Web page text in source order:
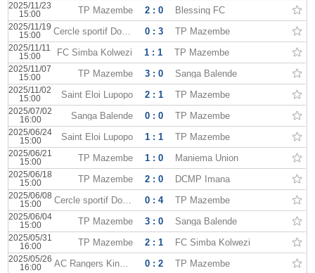
2025/11/23
15:00
TP Mazembe 2 : 0 Blessing FC
2025/11/19
15:00
Cercle sportif Don Bosco 0 : 3 TP Mazembe
2025/11/11
15:00
FC Simba Kolwezi 1 : 1 TP Mazembe
2025/11/07
15:00
TP Mazembe 3 : 0 Sanga Balende
2025/11/02
15:00
Saint Eloi Lupopo 2 : 1 TP Mazembe
2025/07/02
16:00
Sanga Balende 0 : 0 TP Mazembe
2025/06/24
15:00
Saint Eloi Lupopo 1 : 1 TP Mazembe
2025/06/21
15:00
TP Mazembe 1 : 0 Maniema Union
2025/06/18
15:00
TP Mazembe 2 : 0 DCMP Imana
2025/06/08
15:00
Cercle sportif Don Bosco 0 : 4 TP Mazembe
2025/06/04
15:00
TP Mazembe 3 : 0 Sanga Balende
2025/05/31
16:00
TP Mazembe 2 : 1 FC Simba Kolwezi
2025/05/26
16:00
AC Rangers Kinshasa 0 : 2 TP Mazembe